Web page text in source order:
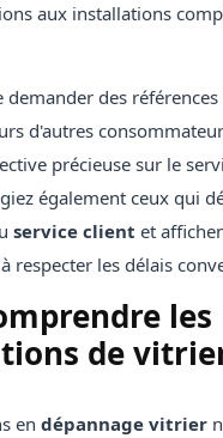
aux installations
demander des
d'autres
précieuse sur le
également ceux qui
service client et
respecter les délais
les
de
en dépannage vitrier